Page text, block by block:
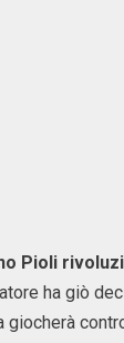
Pioli
ha giò
giocherà